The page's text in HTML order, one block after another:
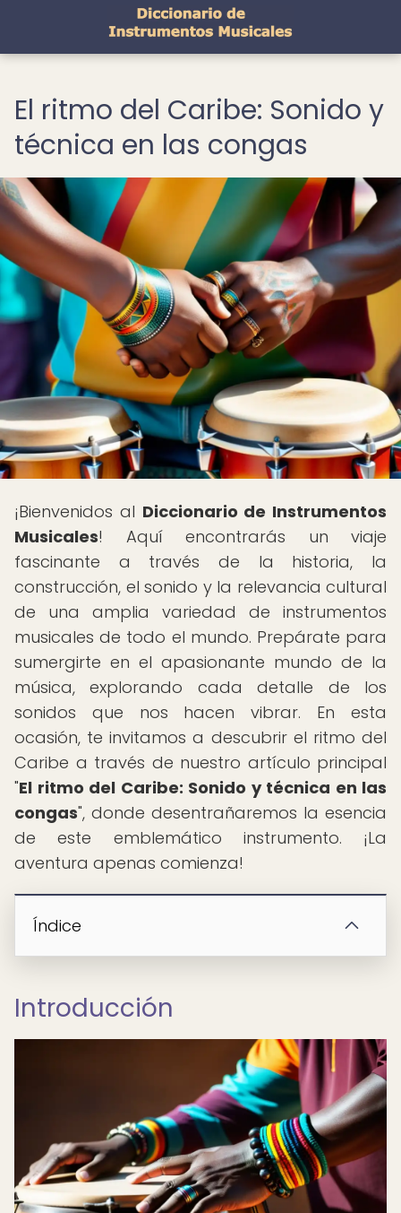
El ritmo del Caribe: Sonido y
técnica en las congas
¡Bienvenidos al Diccionario de Instrumentos
Musicales! Aquí encontrarás un viaje
fascinante a través de la historia, la
construcción, el sonido y la relevancia cultural
de una amplia variedad de instrumentos
musicales de todo el mundo. Prepárate para
sumergirte en el apasionante mundo de la
música, explorando cada detalle de los
sonidos que nos hacen vibrar. En esta
ocasión, te invitamos a descubrir el ritmo del
Caribe a través de nuestro artículo principal
"El ritmo del Caribe: Sonido y técnica en las
congas", donde desentrañaremos la esencia
de este emblemático instrumento. ¡La
aventura apenas comienza!
Índice
Introducción